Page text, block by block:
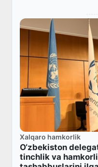
Xalqaro hamkorlik
O‘zbekiston
tinchlik va